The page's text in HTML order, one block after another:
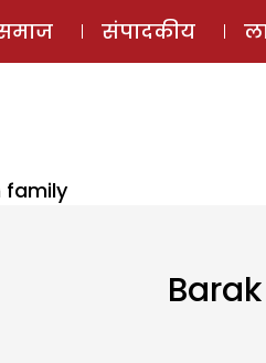
संपादकीय
family